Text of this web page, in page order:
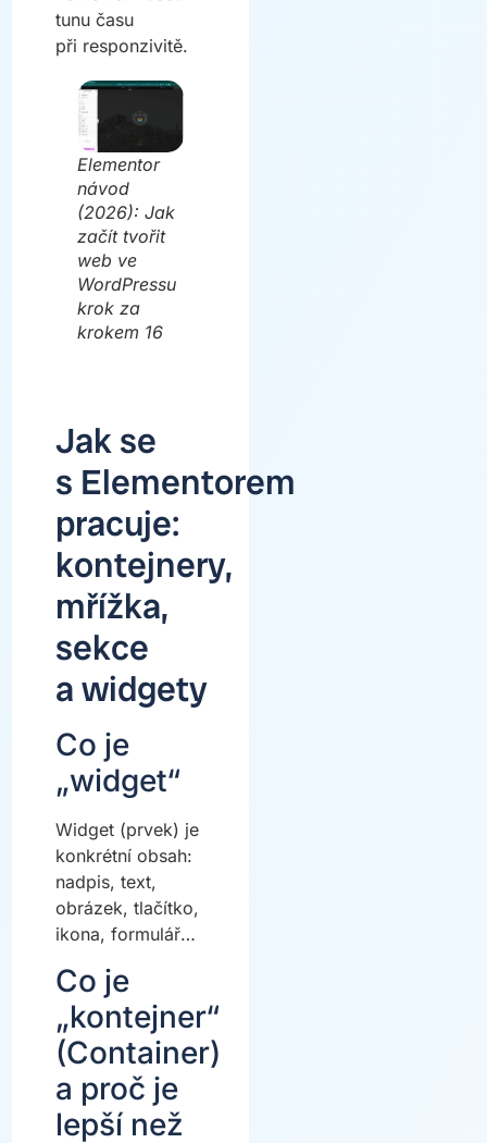
tunu času
při responzivitě.
Elementor
návod
(2026): Jak
začít tvořit
web ve
WordPressu
krok za
krokem 16
Jak se
s Elementorem
pracuje:
kontejnery,
mřížka,
sekce
a widgety
Co je
„widget“
Widget (prvek) je
konkrétní obsah:
nadpis, text,
obrázek, tlačítko,
ikona, formulář…
Co je
„kontejner“
(Container)
a proč je
lepší než